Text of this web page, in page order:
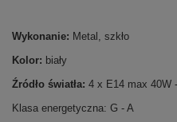
Wykonanie: Metal, szkło
Kolor: biały
Źródło światła: 4 x E14 max 40W
Klasa energetyczna: G - A